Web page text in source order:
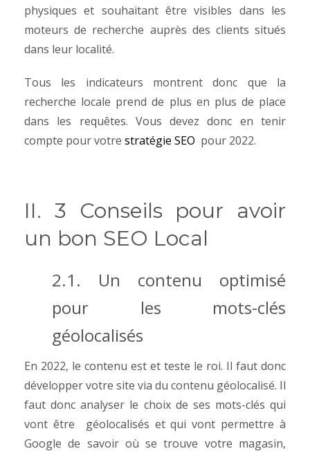
physiques et souhaitant être visibles dans les
moteurs de recherche auprès des clients situés
dans leur localité.
Tous les indicateurs montrent donc que la
recherche locale prend de plus en plus de place
dans les requêtes. Vous devez donc en tenir
compte pour votre stratégie SEO pour 2022.
II. 3 Conseils pour avoir
un bon SEO Local
2.1. Un contenu optimisé
pour les mots-clés
géolocalisés
En 2022, le contenu est et teste le roi. Il faut donc
développer votre site via du contenu géolocalisé. Il
faut donc analyser le choix de ses mots-clés qui
vont être géolocalisés et qui vont permettre à
Google de savoir où se trouve votre magasin,